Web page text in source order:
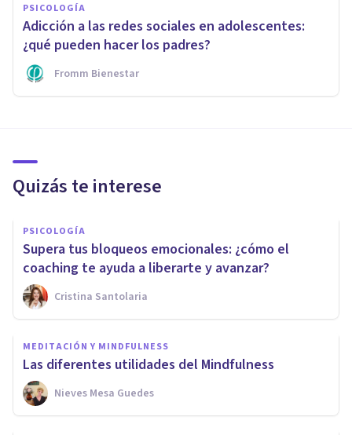
PSICOLOGÍA
Adicción a las redes sociales en adolescentes:
¿qué pueden hacer los padres?
Fromm Bienestar
Quizás te interese
PSICOLOGÍA
Supera tus bloqueos emocionales: ¿cómo el
coaching te ayuda a liberarte y avanzar?
Cristina Santolaria
MEDITACIÓN Y MINDFULNESS
Las diferentes utilidades del Mindfulness
Nieves Mesa Guedes